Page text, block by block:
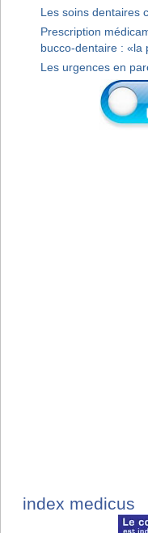
Les soins dentaires
Prescription
bucco-dentaire : «la
Les urgences en
index medicus